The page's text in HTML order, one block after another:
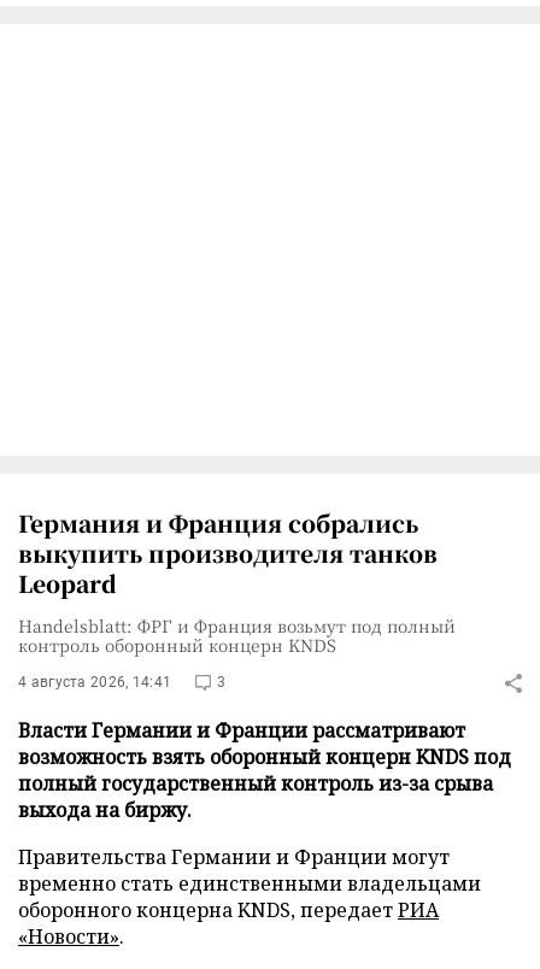
Германия и Франция собрались
выкупить производителя танков
Leopard
Handelsblatt: ФРГ и Франция возьмут под полный
контроль оборонный концерн KNDS
4 августа 2026, 14:41 3
Власти Германии и Франции рассматривают
возможность взять оборонный концерн KNDS под
полный государственный контроль из-за срыва
выхода на биржу.
Правительства Германии и Франции могут
временно стать единственными владельцами
оборонного концерна KNDS, передаетРИА
«Новости».